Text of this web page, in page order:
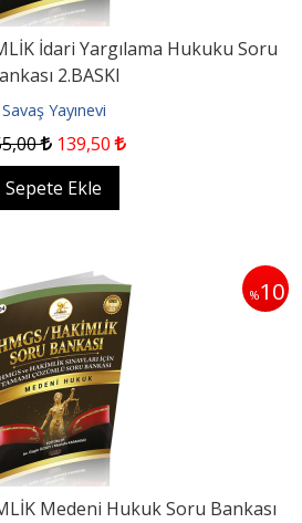
İdari Yargılama Hukuku Soru
2.BASKI
Savaş Yayınevi
,00 139,50
Sepete Ekle
%10
Medeni Hukuk Soru Bankası